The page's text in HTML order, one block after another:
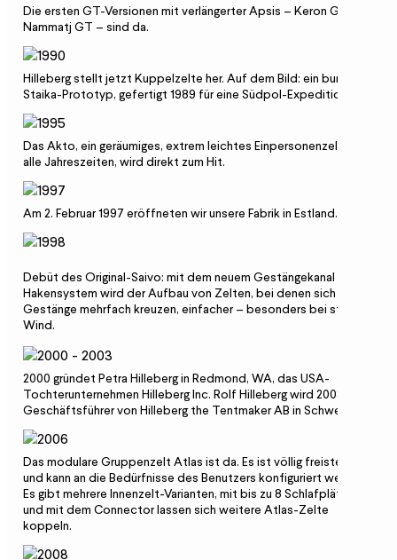
Die ersten GT-Versionen mit verlängerter Apsis – Keron GT und
Nammatj GT – sind da.
Hilleberg stellt jetzt Kuppelzelte her. Auf dem Bild: ein bunter
Staika-Prototyp, gefertigt 1989 für eine Südpol-Expedition.
Das Akto, ein geräumiges, extrem leichtes Einpersonenzelt für
alle Jahreszeiten, wird direkt zum Hit.
Am 2. Februar 1997 eröffneten wir unsere Fabrik in Estland.
Debüt des Original-Saivo: mit dem neuem Gestängekanal und
Hakensystem wird der Aufbau von Zelten, bei denen sich
Gestänge mehrfach kreuzen, einfacher – besonders bei starkem
Wind.
2000 gründet Petra Hilleberg in Redmond, WA, das USA-
Tochterunternehmen Hilleberg Inc. Rolf Hilleberg wird 2003
Geschäftsführer von Hilleberg the Tentmaker AB in Schweden.
Das modulare Gruppenzelt Atlas ist da. Es ist völlig freistehend
und kann an die Bedürfnisse des Benutzers konfiguriert werden.
Es gibt mehrere Innenzelt-Varianten, mit bis zu 8 Schlafplätzen,
und mit dem Connector lassen sich weitere Atlas-Zelte
koppeln.